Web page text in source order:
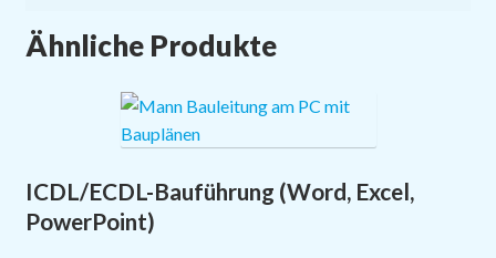
Ähnliche Produkte
ICDL/ECDL-Bauführung (Word, Excel,
PowerPoint)